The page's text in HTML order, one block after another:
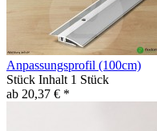
Anpassungsprofil (100cm)
Stück Inhalt 1 Stück
ab 20,37 € *